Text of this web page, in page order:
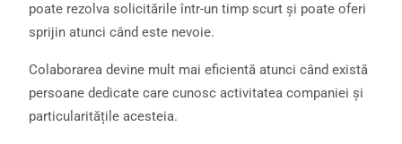
poate rezolva solicitările într-un timp scurt și poate oferi
sprijin atunci când este nevoie.
Colaborarea devine mult mai eficientă atunci când există
persoane dedicate care cunosc activitatea companiei și
particularitățile acesteia.